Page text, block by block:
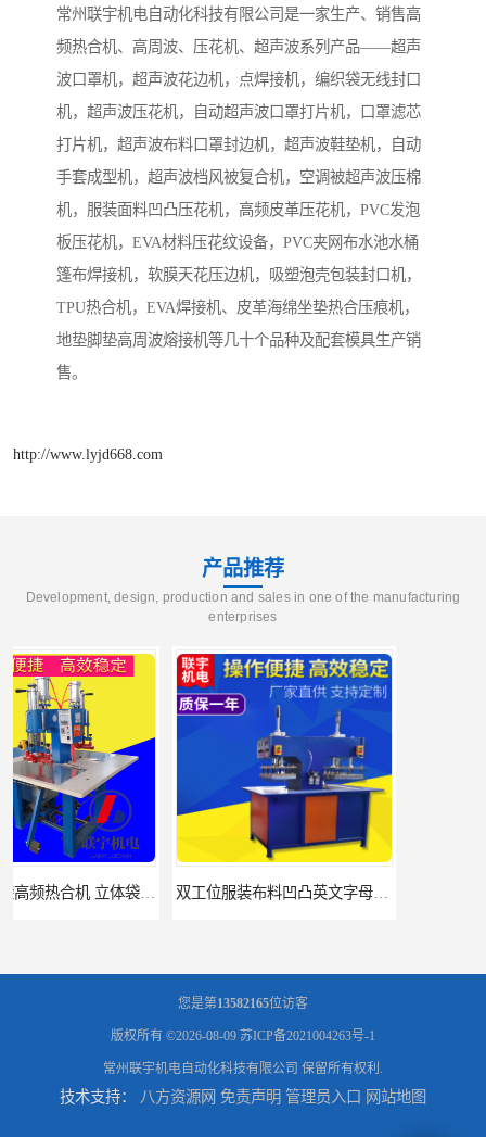
常州联宇机电自动化科技有限公司是一家生产、销售高
频热合机、高周波、压花机、超声波系列产品——超声
波口罩机，超声波花边机，点焊接机，编织袋无线封口
机，超声波压花机，自动超声波口罩打片机，口罩滤芯
打片机，超声波布料口罩封边机，超声波鞋垫机，自动
手套成型机，超声波档风被复合机，空调被超声波压棉
机，服装面料凹凸压花机，高频皮革压花机，PVC发泡
板压花机，EVA材料压花纹设备，PVC夹网布水池水桶
篷布焊接机，软膜天花压边机，吸塑泡壳包装封口机，
TPU热合机，EVA焊接机、皮革海绵坐垫热合压痕机，
地垫脚垫高周波熔接机等几十个品种及配套模具生产销
售。
http://www.lyjd668.com
产品推荐
Development, design, production and sales in one of the manufacturing
enterprises
双工位服装布料凹凸英文字母压字机找联宇制造厂
您是第13582165位访客
版权所有 ©2026-08-09 苏ICP备2021004263号-1
常州联宇机电自动化科技有限公司 保留所有权利.
技术支持： 八方资源网 免责声明 管理员入口 网站地图